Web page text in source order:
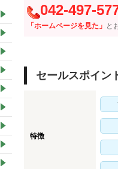
042-497-
「ホームページを見た」 と
セールスポイン
特徴